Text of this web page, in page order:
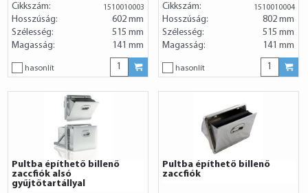
Cikkszám: 1510010003
Hosszúság:
602 mm
Szélesség:
515 mm
Magasság:
141 mm
hasonlít
Cikkszám: 1510010004
Hosszúság:
802 mm
Szélesség:
515 mm
Magasság:
141 mm
hasonlít
Pultba építhető billenő
zaccfiók alsó
gyűjtőtartállyal
Pultba építhető billenő
zaccfiók